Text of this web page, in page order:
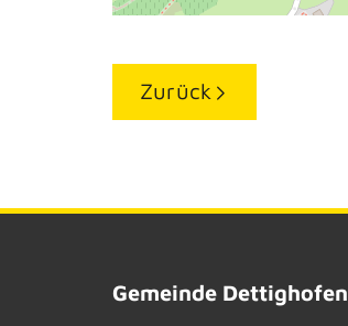
Zurück
Gemeinde Dettighofen